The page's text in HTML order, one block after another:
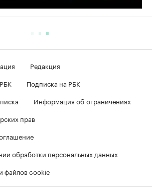
Редакция
Подписка на РБК
Информация об ограничениях
прав
обработки персональных данных
файлов cookie